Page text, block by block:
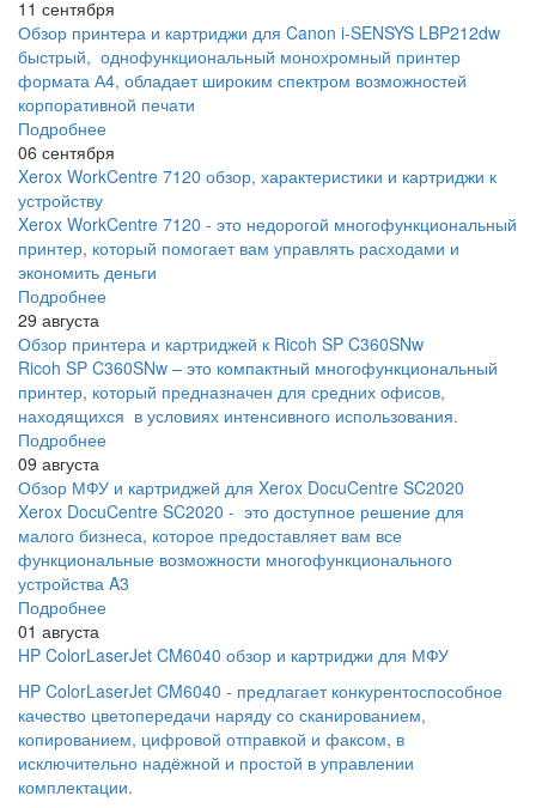
11 сентября
Обзор принтера и картриджи для Canon i-SENSYS LBP212dw
быстрый, однофункциональный монохромный принтер
формата А4, обладает широким спектром возможностей
корпоративной печати
Подробнее
06 сентября
Xerox WorkCentre 7120 обзор, характеристики и картриджи к
устройству
Xerox WorkCentre 7120 - это недорогой многофункциональный
принтер, который помогает вам управлять расходами и
экономить деньги
Подробнее
29 августа
Обзор принтера и картриджей к Ricoh SP C360SNw
Ricoh SP C360SNw – это компактный многофункциональный
принтер, который предназначен для средних офисов,
находящихся в условиях интенсивного использования.
Подробнее
09 августа
Обзор МФУ и картриджей для Xerox DocuCentre SC2020
Xerox DocuCentre SC2020 - это доступное решение для
малого бизнеса, которое предоставляет вам все
функциональные возможности многофункционального
устройства A3
Подробнее
01 августа
HP ColorLaserJet CM6040 обзор и картриджи для МФУ
HP ColorLaserJet CM6040 - предлагает конкурентоспособное
качество цветопередачи наряду со сканированием,
копированием, цифровой отправкой и факсом, в
исключительно надёжной и простой в управлении
комплектации.